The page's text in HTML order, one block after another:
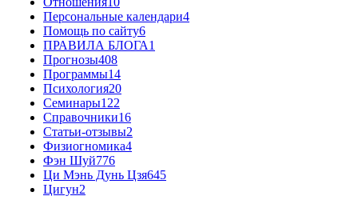
Персональные календари4
Помощь по сайту6
ПРАВИЛА БЛОГА1
Прогнозы408
Программы14
Психология20
Семинары122
Справочники16
Статьи-отзывы2
Физиогномика4
Фэн Шуй776
Ци Мэнь Дунь Цзя645
Цигун2